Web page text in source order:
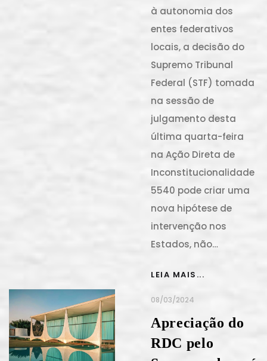
à autonomia dos
entes federativos
locais, a decisão do
Supremo Tribunal
Federal (STF) tomada
na sessão de
julgamento desta
última quarta-feira
na Ação Direta de
Inconstitucionalidade
5540 pode criar uma
nova hipótese de
intervenção nos
Estados, não…
LEIA MAIS...
08/03/2024
Apreciação do
RDC pelo